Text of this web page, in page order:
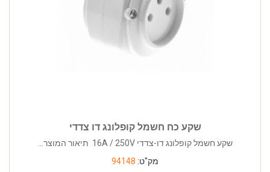
שקע כח חשמל קופלונג דו צדדי
שקע חשמל קופלונג דו-צדדי 16A / 250V תיאור המוצר...
מק"ט: 94148